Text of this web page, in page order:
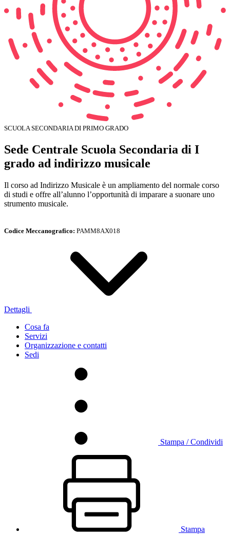
SCUOLA SECONDARIA DI PRIMO GRADO
Sede Centrale Scuola Secondaria di I
grado ad indirizzo musicale
Il corso ad Indirizzo Musicale è un ampliamento del normale corso
di studi e offre all’alunno l’opportunità di imparare a suonare uno
strumento musicale.
Codice Meccanografico: PAMM8AX018
Dettagli
Cosa fa
Servizi
Organizzazione e contatti
Sedi
Stampa / Condividi
Stampa